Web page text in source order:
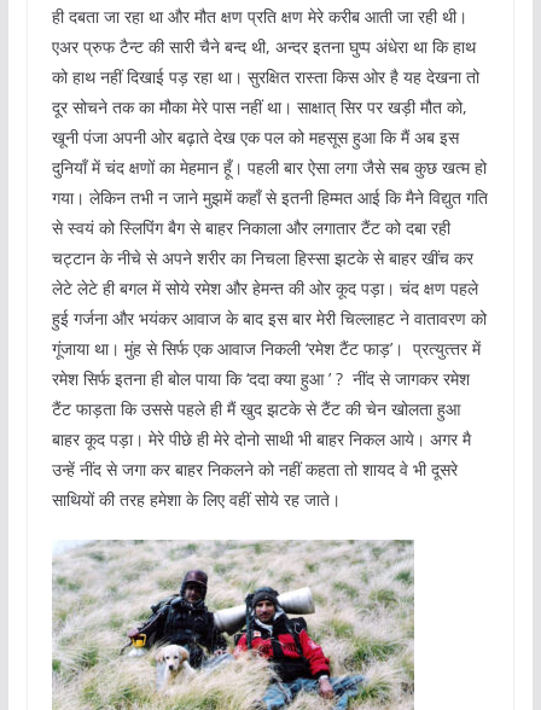
ही दबता जा रहा था और मौत क्षण प्रति क्षण मेरे करीब आती जा रही थी।
एअर प्रुफ टैन्ट की सारी चैने बन्द थी, अन्‍दर इतना घुप्प अंधेरा था कि हाथ
को हाथ नहीं दिखाई पड़ रहा था। सुरक्षित रास्ता किस ओर है यह देखना तो
दूर सोचने तक का मौका मेरे पास नहीं था। साक्षात्‌ सिर पर खड़ी मौत को,
खूनी पंजा अपनी ओर बढ़ाते देख एक पल को महसूस हुआ कि मैं अब इस
दुनियॉं में चंद क्षणों का मेहमान हूँ। पहली बार ऐसा लगा जैसे सब कुछ खत्म हो
गया। लेकिन तभी न जाने मुझमें कहाँ से इतनी हिम्मत आई कि मैने विद्युत गति
से स्वयं को स्लिपिंग बैग से बाहर निकाला और लगातार टैंट को दबा रही
चट्टान के नीचे से अपने शरीर का निचला हिस्सा झटके से बाहर खींच कर
लेटे लेटे ही बगल में सोये रमेश और हेमन्त की ओर कूद पड़ा। चंद क्षण पहले
हुई गर्जना और भयंकर आवाज के बाद इस बार मेरी चिल्‍लाहट ने वातावरण को
गूंजाया था। मुंह से सिर्फ एक आवाज निकली ‘रमेश टैंट फाड़’। प्रत्‍युत्‍तर में
रमेश सिर्फ इतना ही बोल पाया कि ‘ददा क्‍या हुआ ’ ? नींद से जागकर रमेश
टैंट फाड़ता कि उससे पहले ही मैं खुद झटके से टैंट की चेन खोलता हुआ
बाहर कूद पड़ा। मेरे पीछे ही मेरे दोनो साथी भी बाहर निकल आये। अगर मै
उन्हें नींद से जगा कर बाहर निकलने को नहीं कहता तो शायद वे भी दूसरे
साथियों की तरह हमेशा के लिए वहीं सोये रह जाते।